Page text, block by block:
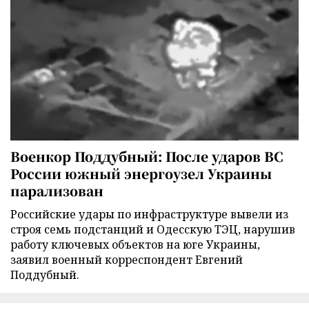
Военкор Поддубный: После ударов ВС
России южный энергоузел Украины
парализован
Российские удары по инфраструктуре вывели из
строя семь подстанций и Одесскую ТЭЦ, нарушив
работу ключевых объектов на юге Украины,
заявил военный корреспондент Евгений
Поддубный.